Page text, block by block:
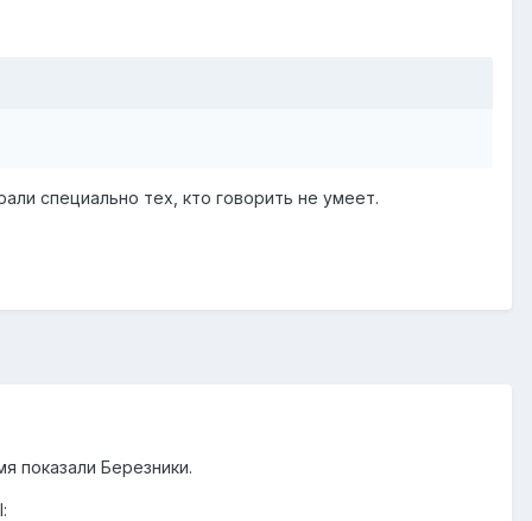
специально тех, кто говорить не умеет.
показали Березники.